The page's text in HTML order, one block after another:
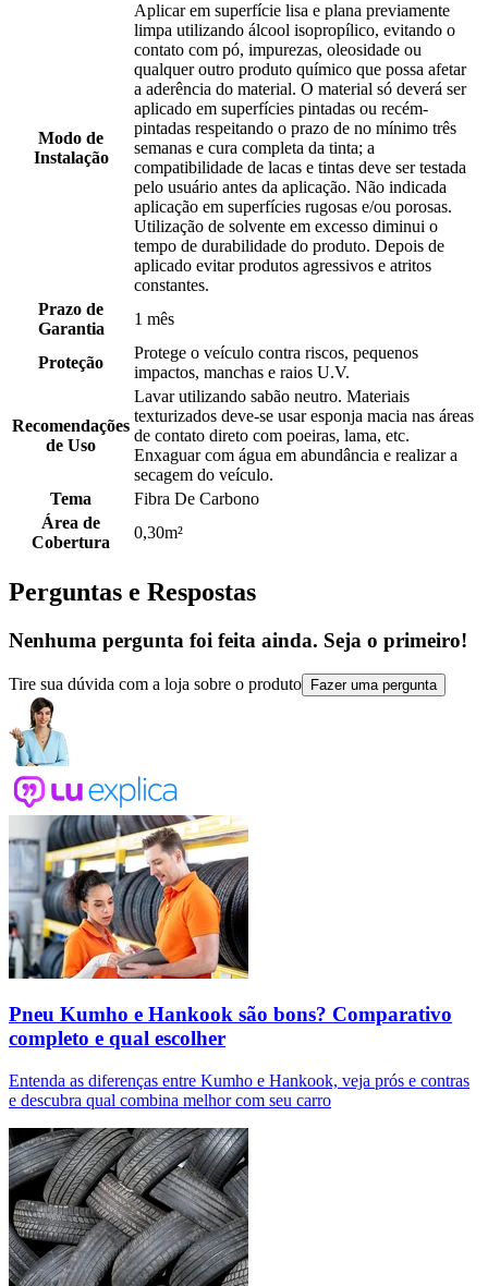
Modo de
Instalação
Aplicar em superfície lisa e plana previamente
limpa utilizando álcool isopropílico, evitando o
contato com pó, impurezas, oleosidade ou
qualquer outro produto químico que possa afetar
a aderência do material. O material só deverá ser
aplicado em superfícies pintadas ou recém-
pintadas respeitando o prazo de no mínimo três
semanas e cura completa da tinta; a
compatibilidade de lacas e tintas deve ser testada
pelo usuário antes da aplicação. Não indicada
aplicação em superfícies rugosas e/ou porosas.
Utilização de solvente em excesso diminui o
tempo de durabilidade do produto. Depois de
aplicado evitar produtos agressivos e atritos
constantes.
Prazo de
Garantia
1 mês
Proteção
Protege o veículo contra riscos, pequenos
impactos, manchas e raios U.V.
Recomendações
de Uso
Lavar utilizando sabão neutro. Materiais
texturizados deve-se usar esponja macia nas áreas
de contato direto com poeiras, lama, etc.
Enxaguar com água em abundância e realizar a
secagem do veículo.
Tema
Fibra De Carbono
Área de
Cobertura
0,30m²
Perguntas e Respostas
Nenhuma pergunta foi feita ainda. Seja o primeiro!
Tire sua dúvida com a loja sobre o produto Fazer uma pergunta
Pneu Kumho e Hankook são bons? Comparativo
completo e qual escolher
Entenda as diferenças entre Kumho e Hankook, veja prós e contras
e descubra qual combina melhor com seu carro